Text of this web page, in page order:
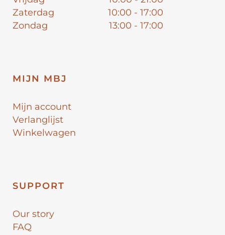
Zaterdag
10:00 - 17:00
Zondag
13:00 - 17:00
MIJN MBJ
Mijn account
Verlanglijst
Winkelwagen
SUPPORT
Our story
FAQ